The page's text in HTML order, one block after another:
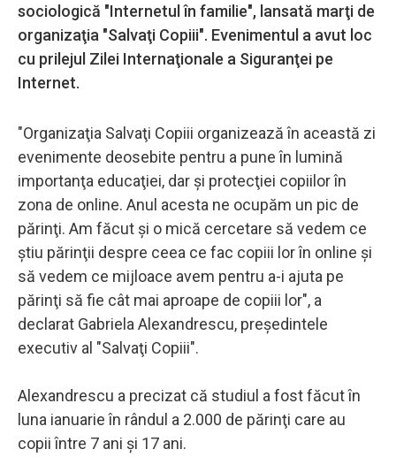
sociologică "Internetul în familie", lansată marţi de
organizaţia "Salvaţi Copiii". Evenimentul a avut loc
cu prilejul Zilei Internaţionale a Siguranţei pe
Internet.
"Organizaţia Salvaţi Copiii organizează în această zi
evenimente deosebite pentru a pune în lumină
importanţa educaţiei, dar şi protecţiei copiilor în
zona de online. Anul acesta ne ocupăm un pic de
părinţi. Am făcut şi o mică cercetare să vedem ce
ştiu părinţii despre ceea ce fac copiii lor în online şi
să vedem ce mijloace avem pentru a-i ajuta pe
părinţi să fie cât mai aproape de copiii lor", a
declarat Gabriela Alexandrescu, preşedintele
executiv al "Salvaţi Copiii".
Alexandrescu a precizat că studiul a fost făcut în
luna ianuarie în rândul a 2.000 de părinţi care au
copii între 7 ani şi 17 ani.